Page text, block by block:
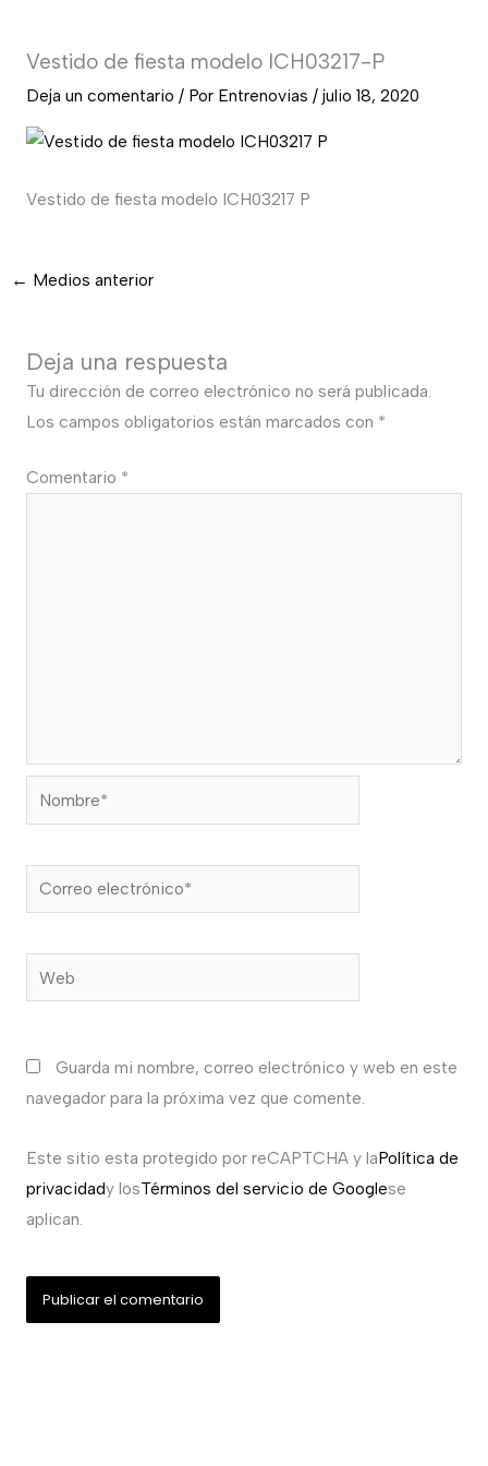
Vestido de fiesta modelo ICH03217-P
Deja un comentario / Por Entrenovias / julio 18, 2020
Vestido de fiesta modelo ICH03217 P
← Medios anterior
Deja una respuesta
Tu dirección de correo electrónico no será publicada.
Los campos obligatorios están marcados con *
Comentario *
Nombre*
Correo
electrónico*
Web
Guarda mi nombre, correo electrónico y web en este
navegador para la próxima vez que comente.
Este sitio esta protegido por reCAPTCHA y laPolítica de
privacidady losTérminos del servicio de Googlese
aplican.